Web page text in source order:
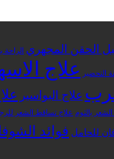
الحقن المجهري الراحة
التحضير علاج
علاج البواسير
بالثوم علاج تساقط الشعر
للحامل فوائد